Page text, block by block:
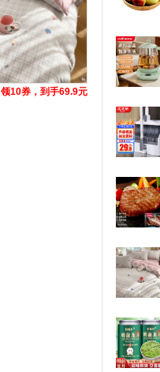
领10券，到手69.9元